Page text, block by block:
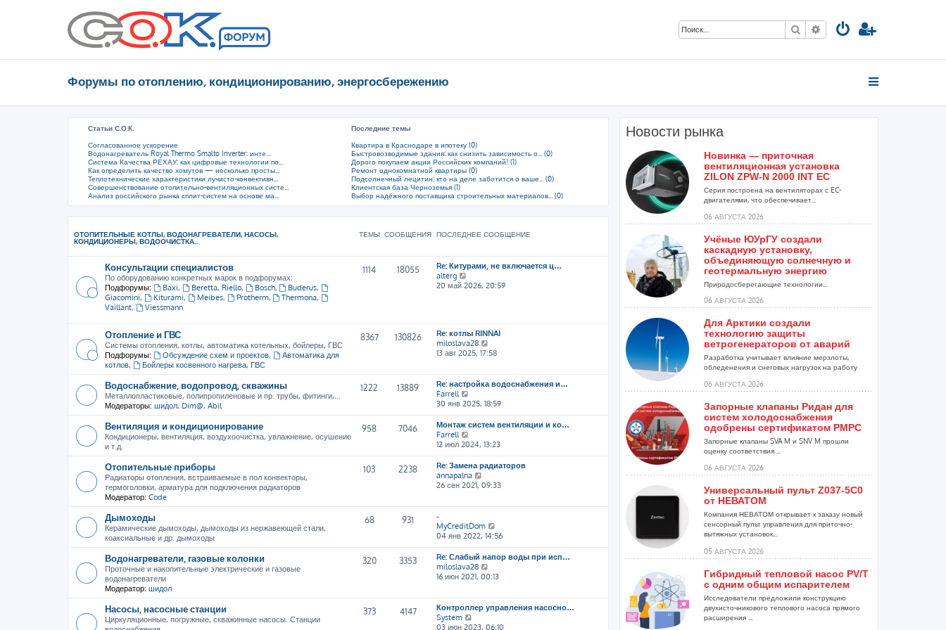
Поиск Расширенный поиск
Форумы по отоплению, кондиционированию, энергосбережению
Статьи С.О.К.
Согласованное ускорение
Водонагреватель Royal Thermo Smalto Inverter: инте...
Система Качества РЕХАУ: как цифровые технологии по...
Как определить качество хомутов — несколько просты...
Теплотехнические характеристики лучисто-конвективн...
Совершенствование отопительно-вентиляционных систе...
Анализ российского рынка сплит-систем на основе ма...
Последние темы
Квартира в Краснодаре в ипотеку (0)
Быстровозводимые здания: как снизить зависимость о... (0)
Дорого покупаем акции Российских компаний! (1)
Ремонт однокомнатной квартиры (0)
Подсолнечный лецитин: кто на деле заботится о ваше... (0)
Клиентская база Черноземья (1)
Выбор надёжного поставщика строительных материалов... (0)
ОТОПИТЕЛЬНЫЕ КОТЛЫ, ВОДОНАГРЕВАТЕЛИ, НАСОСЫ,
КОНДИЦИОНЕРЫ, ВОДООЧИСТКА...
ТЕМЫ СООБЩЕНИЯ ПОСЛЕДНЕЕ СООБЩЕНИЕ
Консультации специалистов
По оборудованию конкретных марок в подфорумах:
Подфорумы:
Baxi, Beretta, Riello, Bosch, Buderus,
Giacomini, Kiturami, Meibes, Protherm, Thermona,
Vaillant, Viessmann
1114 18055
Re: Китурами, не включается ц…
alterg
е
т
и
к
п
с
л
е
д
н
е
м
у
о
о
б
и
ю
20 май 2026, 20:59
Отопление и ГВС
Системы отопления, котлы, автоматика котельных, бойлеры, ГВС
Подфорумы:
Обсуждение схем и проектов,
Автоматика для
котлов, Бойлеры косвенного нагрева, ГВС
8367 130826
Re: котлы RINNAI
miloslava28
е
е
й
и
п
с
д
н
е
у
о
о
б
щ
н
ю
13 авг 2025, 17:58
Водоснабжение, водопровод, скважины
Металлопластиковые, полипропиленовые и пр. трубы, фитинги,...
Модераторы: шидол, Dim@, Abil
1222 13889
Re: настройка водоснабжения и…
Farrell
е
р
е
т
к
п
о
д
н
е
м
у
с
о
б
щ
е
30 янв 2025, 18:59
Вентиляция и кондиционирование
Кондиционеры, вентиляция, воздухоочистка, увлажнение, осушение
и т.д.
958 7046
Монтаж систем вентиляции и ко…
Farrell
е
р
е
й
т
о
с
д
н
е
у
с
о
12 июл 2024, 13:23
Отопительные приборы
Радиаторы отопления, встраиваемые в пол конвекторы,
термоголовки, арматура для подключения радиаторов
Модератор: Code
103 2238
Re: Замена радиаторов
annapalna
е
е
т
и
п
о
с
н
е
26 сен 2021, 09:33
Дымоходы
Керамические дымоходы, дымоходы из нержавеющей стали,
коаксиальные и др. дымоходы
68 931
-
MyCreditDom
е
р
е
т
п
о
с
04 янв 2022, 14:56
Водонагреватели, газовые колонки
Проточные и накопительные электрические и газовые
водонагреватели
Модератор: шидол
320 3353
Re: Слабый напор воды при исп…
miloslava28
е
е
й
и
16 июн 2021, 00:13
Насосы, насосные станции
Циркуляционные, погружные, скважинные насосы. Станции
373 4147
Контроллер управления насосно…
System
е
03 июн 2023, 06:10
Новости рынка
Новинка — приточная
вентиляционная установка
ZILON ZPW-N 2000 INT EC
Серия построена на вентиляторах с EC-
двигателями, что обеспечивает...
06 АВГУСТА 2026
Учёные ЮУрГУ создали
каскадную установку,
объединяющую солнечную и
геотермальную энергию
Природосберегающие технологии...
06 АВГУСТА 2026
Для Арктики создали
технологию защиты
ветрогенераторов от аварий
Разработка учитывает влияние мерзлоты,
обледенения и снеговых нагрузок на работу
06 АВГУСТА 2026
Запорные клапаны Ридан для
систем холодоснабжения
одобрены сертификатом РМРС
Запорные клапаны SVA M и SNV M прошли
оценку соответствия ...
06 АВГУСТА 2026
Универсальный пульт Z037-5C0
от НЕВАТОМ
Компания НЕВАТОМ открывает к заказу новый
сенсорный пульт управления для приточно-
вытяжных установок...
05 АВГУСТА 2026
Гибридный тепловой насос PV/T
с одним общим испарителем
Исследователи предложили конструкцию
двухисточникового теплового насоса прямого
расширения ...